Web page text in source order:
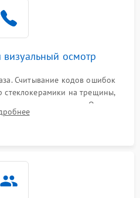
визуальный осмотр
Считывание кодов ошибок
стеклокерамики на трещины,
нагрева. Опрос
не видит посуду,